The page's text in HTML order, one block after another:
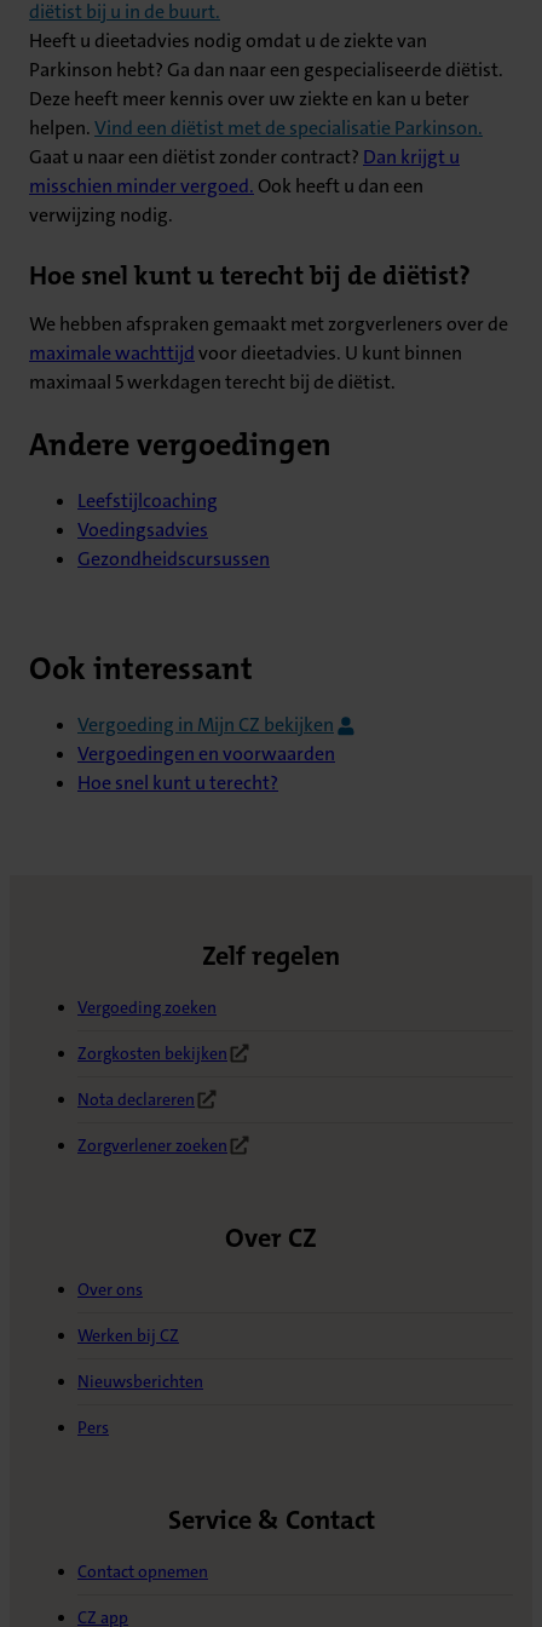
diëtist bij u in de buurt.
Heeft u dieetadvies nodig omdat u de ziekte van
Parkinson hebt? Ga dan naar een gespecialiseerde diëtist.
Deze heeft meer kennis over uw ziekte en kan u beter
helpen.Vind een diëtist met de specialisatie Parkinson.
Gaat u naar een diëtist zonder contract? Dan krijgt u
misschien minder vergoed. Ook heeft u dan een
verwijzing nodig.
Hoe snel kunt u terecht bij de diëtist?
We hebben afspraken gemaakt met zorgverleners over de
maximale wachttijdvoor dieetadvies. U kunt binnen
maximaal 5 werkdagen terecht bij de diëtist.
Andere vergoedingen
Leefstijlcoaching
Voedingsadvies
Gezondheidscursussen
Ook interessant
Vergoeding in Mijn CZ bekijken
Vergoedingen en voorwaarden
Hoe snel kunt u terecht?
Zelf regelen
Vergoeding zoeken
Zorgkosten bekijken
(Opent in nieuw tabblad)
Nota declareren
(Opent in nieuw tabblad)
Zorgverlener zoeken
(Opent in nieuw tabblad)
Over CZ
Over ons
Werken bij CZ
Nieuwsberichten
Pers
Service & Contact
Contact opnemen
CZ app